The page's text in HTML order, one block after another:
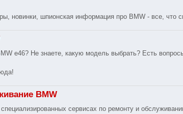
новинки, шпионская информация про BMW - все, что
e46? Не знаете, какую модель выбрать? Есть
BMW
сервисах по ремонту и